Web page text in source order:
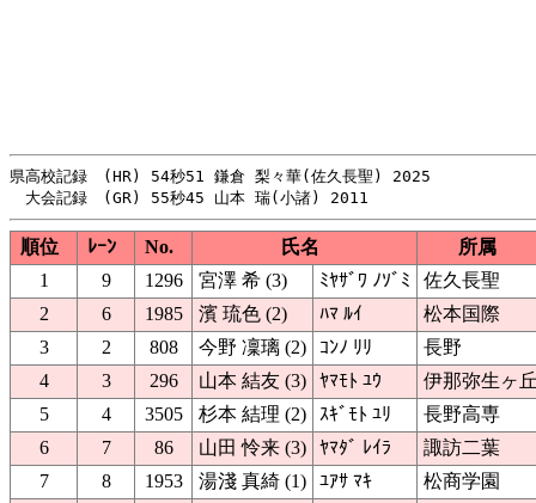
県高校記録　(HR) 54秒51 鎌倉 梨々華(佐久長聖) 2025
順位 ﾚｰﾝ No. 氏名
所属
1
9 1296 宮澤 希 (3) ﾐﾔｻﾞﾜ ﾉｿﾞﾐ
佐久長聖
2
6 1985 濱 琉色 (2) ﾊﾏ ﾙｲ
松本国際
3
2 808 今野 凜璃 (2) ｺﾝﾉ ﾘﾘ
長野
4
3 296 山本 結友 (3) ﾔﾏﾓﾄ ﾕｳ
伊那弥生ヶ
5
4 3505 杉本 結理 (2) ｽｷﾞﾓﾄ ﾕﾘ
長野高専
6
7 86 山田 怜来 (3) ﾔﾏﾀﾞ ﾚｲﾗ
諏訪二葉
7
8 1953 湯淺 真綺 (1) ﾕｱｻ ﾏｷ
松商学園